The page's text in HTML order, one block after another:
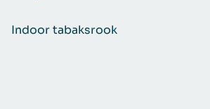
Indoor tabaksrook